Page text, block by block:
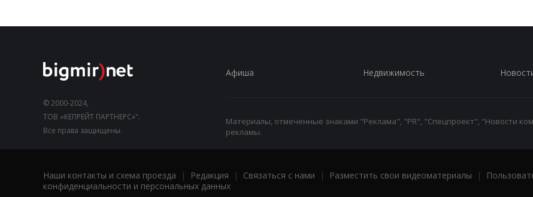
© 2000-2024,
ТОВ «КЕПРЕЙТ ПАРТНЕРС»".
Все права защищены.
Афиша Недвижимость
Материалы, отмеченные знаками "Реклама", "PR", "Спецпроект", "Новости
рекламы.
Наши контакты и схема проезда | Редакция | Связаться с нами | Разместить свои видеоматериалы |
конфиденциальности и персональных данных